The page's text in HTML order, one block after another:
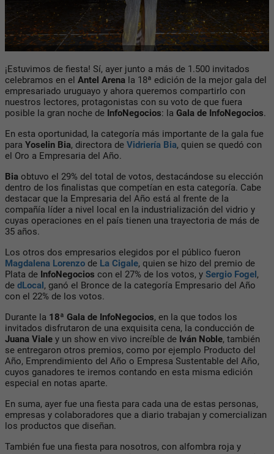
¡Estuvimos de fiesta! Sí, ayer junto a más de 1.500 invitados
celebramos en el Antel Arena la 18ª edición de la mejor gala del
empresariado uruguayo y ahora queremos compartirlo con
nuestros lectores, protagonistas con su voto de que fuera
posible la gran noche de InfoNegocios: la Gala de InfoNegocios.
En esta oportunidad, la categoría más importante de la gala fue
para Yoselin Bia, directora de Vidriería Bia, quien se quedó con
el Oro a Empresaria del Año.
Bia obtuvo el 29% del total de votos, destacándose su elección
dentro de los finalistas que competían en esta categoría. Cabe
destacar que la Empresaria del Año está al frente de la
compañía líder a nivel local en la industrialización del vidrio y
cuyas operaciones en el país tienen una trayectoria de más de
35 años.
Los otros dos empresarios elegidos por el público fueron
Magdalena Lorenzo de La Cigale, quien se hizo del premio de
Plata de InfoNegocios con el 27% de los votos, y Sergio Fogel,
de dLocal, ganó el Bronce de la categoría Empresario del Año
con el 22% de los votos.
Durante la 18ª Gala de InfoNegocios, en la que todos los
invitados disfrutaron de una exquisita cena, la conducción de
Juana Viale y un show en vivo increíble de Iván Noble, también
se entregaron otros premios, como por ejemplo Producto del
Año, Emprendimiento del Año o Empresa Sustentable del Año,
cuyos ganadores te iremos contando en esta misma edición
especial en notas aparte.
En suma, ayer fue una fiesta para cada una de estas personas,
empresas y colaboradores que a diario trabajan y comercializan
los productos que diseñan.
También fue una fiesta para nosotros, con alfombra roja y